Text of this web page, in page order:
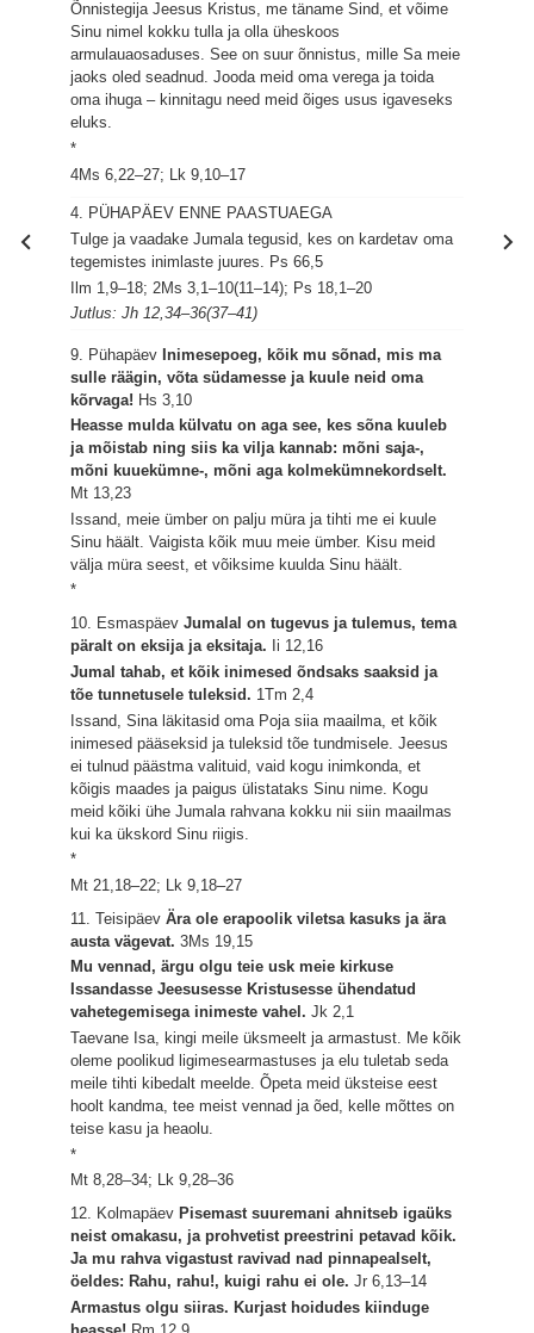
Õnnistegija Jeesus Kristus, me täname Sind, et võime
Sinu nimel kokku tulla ja olla üheskoos
armulauaosaduses. See on suur õnnistus, mille Sa meie
jaoks oled seadnud. Jooda meid oma verega ja toida
oma ihuga – kinnitagu need meid õiges usus igaveseks
eluks.
*
4Ms 6,22–27; Lk 9,10–17
4. PÜHAPÄEV ENNE PAASTUAEGA
Tulge ja vaadake Jumala tegusid, kes on kardetav oma
tegemistes inimlaste juures. Ps 66,5
Ilm 1,9–18; 2Ms 3,1–10(11–14); Ps 18,1–20
Jutlus: Jh 12,34–36(37–41)
9. PühapäevInimesepoeg, kõik mu sõnad, mis ma
sulle räägin, võta südamesse ja kuule neid oma
kõrvaga! Hs 3,10
Heasse mulda külvatu on aga see, kes sõna kuuleb
ja mõistab ning siis ka vilja kannab: mõni saja-,
mõni kuuekümne-, mõni aga kolmekümnekordselt.
Mt 13,23
Issand, meie ümber on palju müra ja tihti me ei kuule
Sinu häält. Vaigista kõik muu meie ümber. Kisu meid
välja müra seest, et võiksime kuulda Sinu häält.
*
10. EsmaspäevJumalal on tugevus ja tulemus, tema
päralt on eksija ja eksitaja. Ii 12,16
Jumal tahab, et kõik inimesed õndsaks saaksid ja
tõe tunnetusele tuleksid. 1Tm 2,4
Issand, Sina läkitasid oma Poja siia maailma, et kõik
inimesed pääseksid ja tuleksid tõe tundmisele. Jeesus
ei tulnud päästma valituid, vaid kogu inimkonda, et
kõigis maades ja paigus ülistataks Sinu nime. Kogu
meid kõiki ühe Jumala rahvana kokku nii siin maailmas
kui ka ükskord Sinu riigis.
*
Mt 21,18–22; Lk 9,18–27
11. TeisipäevÄra ole erapoolik viletsa kasuks ja ära
austa vägevat.3Ms 19,15
Mu vennad, ärgu olgu teie usk meie kirkuse
Issandasse Jeesusesse Kristusesse ühendatud
vahetegemisega inimeste vahel.Jk 2,1
Taevane Isa, kingi meile üksmeelt ja armastust. Me kõik
oleme poolikud ligimesearmastuses ja elu tuletab seda
meile tihti kibedalt meelde. Õpeta meid üksteise eest
hoolt kandma, tee meist vennad ja õed, kelle mõttes on
teise kasu ja heaolu.
*
Mt 8,28–34; Lk 9,28–36
12. Kolmapäev Pisemast suuremani ahnitseb igaüks
neist omakasu, ja prohvetist preestrini petavad kõik.
Ja mu rahva vigastust ravivad nad pinnapealselt,
öeldes: Rahu, rahu!, kuigi rahu ei ole.Jr 6,13–14
Armastus olgu siiras. Kurjast hoidudes kiinduge